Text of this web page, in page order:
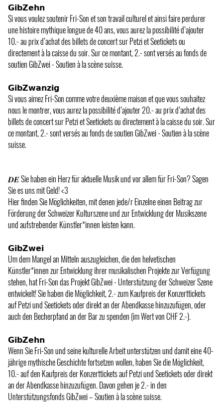
𝗚𝗶𝗯𝗭𝗲𝗵𝗻
Si vous voulez soutenir Fri-Son et son travail culturel et ainsi faire perdurer
une histoire mythique longue de 40 ans, vous aurez la possibilité d’ajouter
10.- au prix d’achat des billets de concert sur Petzi et Seetickets ou
directement à la caisse du soir. Sur ce montant, 2.- sont versés au fonds de
soutien GibZwei - Soutien à la scène suisse.
𝗚𝗶𝗯𝗭𝘄𝗮𝗻𝘇𝗶𝗴
Si vous aimez Fri-Son comme votre deuxième maison et que vous souhaitez
nous le montrer, vous aurez la possibilité d’ajouter 20.- au prix d’achat des
billets de concert sur Petzi et Seetickets ou directement à la caisse du soir. Sur
ce montant, 2.- sont versés au fonds de soutien GibZwei - Soutien à la scène
suisse.
𝑫𝑬 Sie haben ein Herz für aktuelle Musik und vor allem für Fri-Son? Sagen
Sie es uns mit Geld! <3
Hier finden Sie Möglichkeiten, mit denen jede/r Einzelne einen Beitrag zur
Förderung der Schweizer Kulturszene und zur Entwicklung der Musikszene
und aufstrebender Künstler*innen leisten kann.
𝗚𝗶𝗯𝗭𝘄𝗲𝗶
Um dem Mangel an Mitteln auszugleichen, die den helvetischen
Künstler*innen zur Entwicklung ihrer musikalischen Projekte zur Verfügung
stehen, hat Fri-Son das Projekt GibZwei - Unterstützung der Schweizer Szene
entwickelt! Sie haben die Möglichkeit, 2.- zum Kaufpreis der Konzerttickets
auf Petzi und Seetickets oder direkt an der Abendkasse hinzuzufügen, oder
auch den Becherpfand an der Bar zu spenden (im Wert von CHF 2.-).
𝗚𝗶𝗯𝗭𝗲𝗵𝗻
Wenn Sie Fri-Son und seine kulturelle Arbeit unterstützen und damit eine 40-
jährige mythische Geschichte fortsetzen wollen, haben Sie die Möglichkeit,
10.- auf den Kaufpreis der Konzerttickets auf Petzi und Seetickets oder direkt
an der Abendkasse hinzuzufügen. Davon gehen je 2.- in den
Unterstützungsfonds GibZwei – Soutien à la scène suisse.